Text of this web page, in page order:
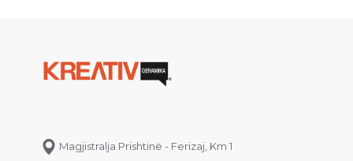
Magjistralja Prishtinë - Ferizaj, Km 1